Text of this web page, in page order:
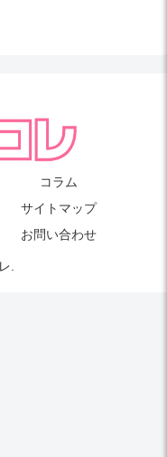
コラム
サイトマップ
お問い合わせ
.